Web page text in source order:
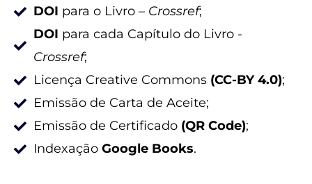
DOI para o Livro – Crossref;
DOI para cada Capítulo do Livro -
Crossref;
Licença Creative Commons (CC-BY 4.0);
Emissão de Carta de Aceite;
Emissão de Certificado (QR Code);
Indexação Google Books.